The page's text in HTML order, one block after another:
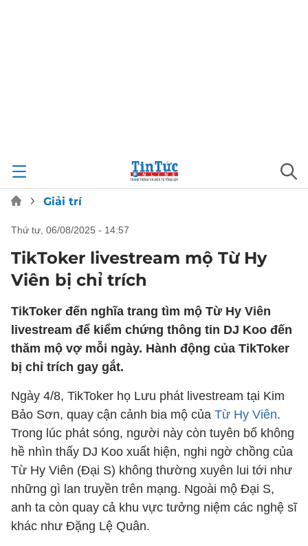
Giải trí
thứ tư, 06/08/2025 - 14:57
TikToker livestream mộ Từ Hy
Viên bị chỉ trích
TikToker đến nghĩa trang tìm mộ Từ Hy Viên
livestream để kiểm chứng thông tin DJ Koo đến
thăm mộ vợ mỗi ngày. Hành động của TikToker
bị chỉ trích gay gắt.
Ngày 4/8, TikToker họ Lưu phát livestream tại Kim
Bảo Sơn, quay cận cảnh bia mộ của Từ Hy Viên.
Trong lúc phát sóng, người này còn tuyên bố không
hề nhìn thấy DJ Koo xuất hiện, nghi ngờ chồng của
Từ Hy Viên (Đại S) không thường xuyên lui tới như
những gì lan truyền trên mạng. Ngoài mộ Đại S,
anh ta còn quay cả khu vực tưởng niệm các nghệ sĩ
khác như Đặng Lệ Quân.